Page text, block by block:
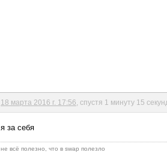
18 марта 2016 г. 17:56 , спустя 1 минуту 15
я за себя
не всё полезно, что в swap полезло